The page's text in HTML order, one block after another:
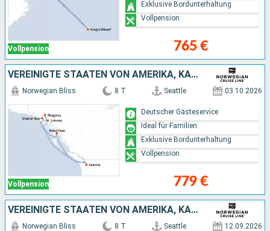
Vollpension 765 €
Exklusive Bordunterhaltung
Vollpension
VEREINIGTE STAATEN VON AMERIKA, KANADA
Vollpension
Norwegian Bliss 8 T Seattle 03.10.2026
779 €
Deutscher Gästeservice
Ideal für Familien
Exklusive Bordunterhaltung
Vollpension
VEREINIGTE STAATEN VON AMERIKA, KANADA
Norwegian Bliss 8 T Seattle 12.09.2026